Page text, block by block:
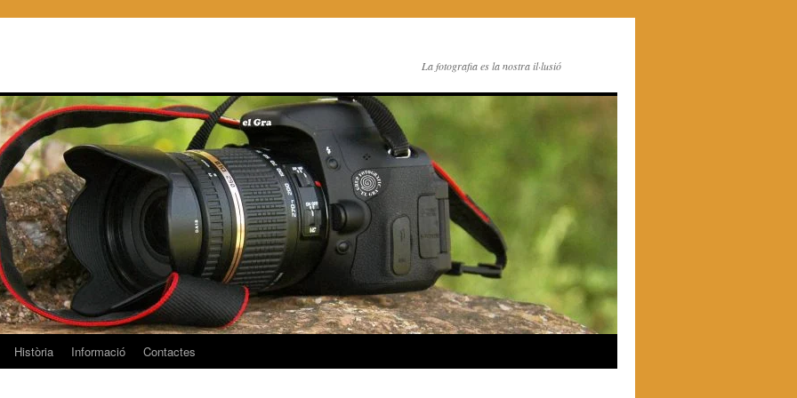
La fotografia es la nostra il·lusió
Història Informació Contactes